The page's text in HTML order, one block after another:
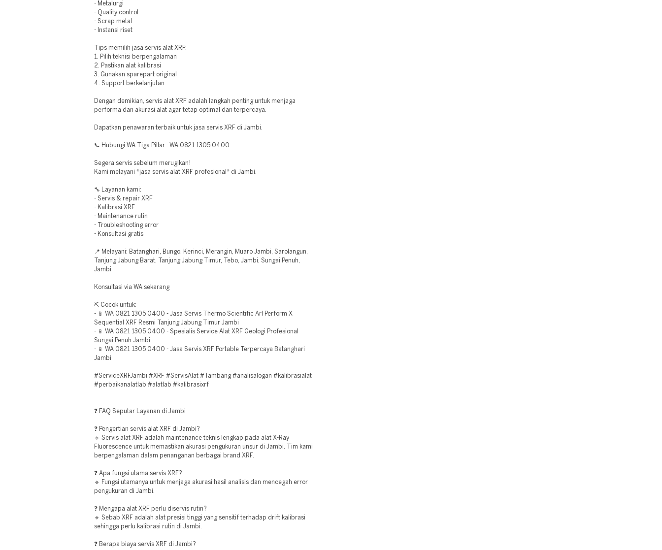
- Metalurgi
- Quality control
- Scrap metal
- Instansi riset
Tips memilih jasa servis alat XRF:
1. Pilih teknisi berpengalaman
2. Pastikan alat kalibrasi
3. Gunakan sparepart original
4. Support berkelanjutan
Dengan demikian, servis alat XRF adalah langkah penting untuk menjaga
performa dan akurasi alat agar tetap optimal dan terpercaya.
Dapatkan penawaran terbaik untuk jasa servis XRF di Jambi.
📞 Hubungi WA Tiga Pillar : WA 0821 1305 0400
Segera servis sebelum merugikan!
Kami melayani *jasa servis alat XRF profesional* di Jambi.
🔧 Layanan kami:
- Servis & repair XRF
- Kalibrasi XRF
- Maintenance rutin
- Troubleshooting error
- Konsultasi gratis
📍 Melayani: Batanghari, Bungo, Kerinci, Merangin, Muaro Jambi, Sarolangun,
Tanjung Jabung Barat, Tanjung Jabung Timur, Tebo, Jambi, Sungai Penuh,
Jambi
Konsultasi via WA sekarang
⛏️ Cocok untuk:
- 📱 WA 0821 1305 0400 - Jasa Servis Thermo Scientific Arl Perform X
Sequential XRF Resmi Tanjung Jabung Timur Jambi
- 📱 WA 0821 1305 0400 - Spesialis Service Alat XRF Geologi Profesional
Sungai Penuh Jambi
- 📱 WA 0821 1305 0400 - Jasa Servis XRF Portable Terpercaya Batanghari
Jambi
#ServiceXRFJambi #XRF #ServisAlat #Tambang #analisalogan #kalibrasialat
#perbaikanalatlab #alatlab #kalibrasixrf
❓ FAQ Seputar Layanan di Jambi
❓ Pengertian servis alat XRF di Jambi?
🔹 Servis alat XRF adalah maintenance teknis lengkap pada alat X-Ray
Fluorescence untuk memastikan akurasi pengukuran unsur di Jambi. Tim kami
berpengalaman dalam penanganan berbagai brand XRF.
❓ Apa fungsi utama servis XRF?
🔹 Fungsi utamanya untuk menjaga akurasi hasil analisis dan mencegah error
pengukuran di Jambi.
❓ Mengapa alat XRF perlu diservis rutin?
🔹 Sebab XRF adalah alat presisi tinggi yang sensitif terhadap drift kalibrasi
sehingga perlu kalibrasi rutin di Jambi.
❓ Berapa biaya servis XRF di Jambi?